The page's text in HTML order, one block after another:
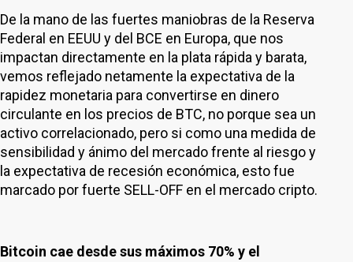
De la mano de las fuertes maniobras de la Reserva
Federal en EEUU y del BCE en Europa, que nos
impactan directamente en la plata rápida y barata,
vemos reflejado netamente la expectativa de la
rapidez monetaria para convertirse en dinero
circulante en los precios de BTC, no porque sea un
activo correlacionado, pero si como una medida de
sensibilidad y ánimo del mercado frente al riesgo y
la expectativa de recesión económica, esto fue
marcado por fuerte SELL-OFF en el mercado cripto.
Bitcoin cae desde sus máximos 70% y el